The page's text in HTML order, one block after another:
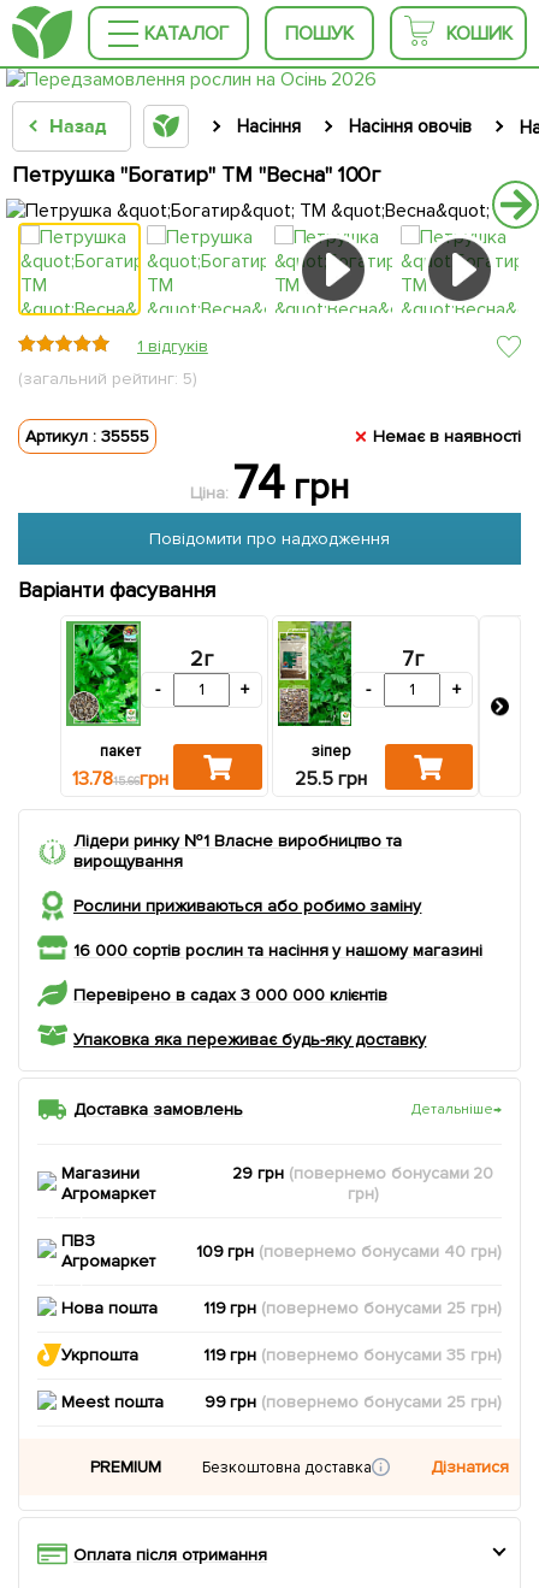
КАТАЛОГ ПОШУК КОШИК
Назад Насіння Насіння овочів
Петрушка "Богатир" ТМ "Весна" 100г
1 відгуків
(загальний рейтинг: 5)
Артикул : 35555 Немає в наявності
Ціна: 74грн
Повідомити про надходження
Варіанти фасування
2г
- +
пакет
13.7815.66грн
7г
- +
зіпер
25.5 грн
Лідери ринку №1 Власне виробництво та
вирощування
Рослини приживаються або робимо заміну
16 000 сортів рослин та насіння у нашому магазині
Перевірено в садах 3 000 000 клієнтів
Упаковка яка переживає будь-яку доставку
Доставка замовлень Детальніше→
Магазини
Агромаркет
29 грн (повернемобонусами 20
грн)
ПВЗ
Агромаркет
109 грн (повернемо бонусами 40 грн)
Нова пошта 119 грн (повернемо бонусами 25 грн)
Укрпошта 119 грн (повернемо бонусами35 грн)
Meest пошта 99 грн (повернемо бонусами 25 грн)
PREMIUM Безкоштовна доставка Дізнатися
Оплата після отримання